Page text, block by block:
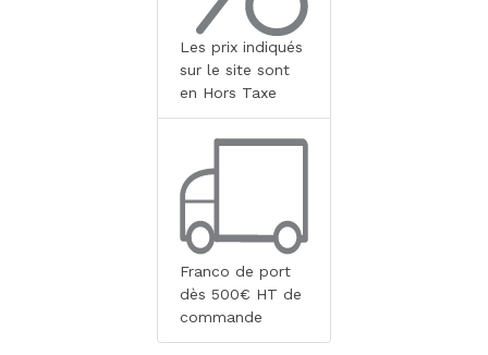
Les prix indiqués
sur le site sont
en Hors Taxe
Franco de port
dès 500€ HT de
commande